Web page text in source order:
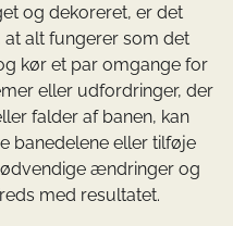
og dekoreret, er det
at alt fungerer som det
kør et par omgange for
eller udfordringer, der
falder af banen, kan
banedelene eller tilføje
ændringer og
med resultatet.